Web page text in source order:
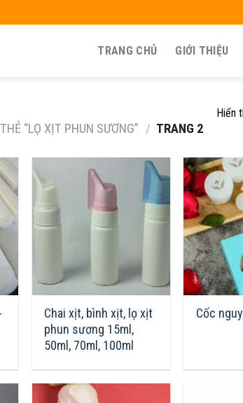
TRANG CHỦ GIỚI THIỆU
“LỌ XỊT PHUN SƯƠNG” / TRANG 2
Hiển
Chai xịt, bình xịt, lọ xịt
phun sương 15ml,
50ml, 70ml, 100ml
Cốc